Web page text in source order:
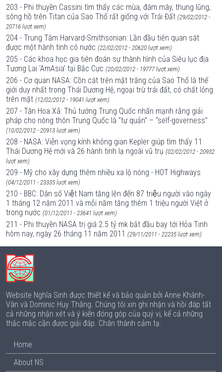
203 - Phi thuyền Cassini tìm thấy các mùa, đám mây, thung lũng,
sông hồ trên Titan của Sao Thổ rất giống với Trái Đất (29/02/2012 -
20716 lượt xem)
204 - Trung Tâm Harvard-Smithsonian: Lần đầu tiên quan sát
được một hành tinh có nước (22/02/2012 - 20620 lượt xem)
205 - Các khoa học gia tiên đoán sự thành hình của Siêu lục địa
Tương Lai ‘AmAsia’ tại Bắc Cực (20/02/2012 - 19777 lượt xem)
206 - Cơ quan NASA: Cồn cát trên mặt trăng của Sao Thổ là thế
giới duy nhất trong Thái Dương Hệ, ngoại trừ trái đất, có chất lỏng
trên mặt (12/02/2012 - 19041 lượt xem)
207 - Tân Hoa Xã: Thủ tướng Trung Quốc nhấn mạnh rằng giải
pháp cho nông thôn Trung Quốc là “tự quản” – “self-governess”
(10/02/2012 - 20913 lượt xem)
208 - NASA: Viễn vọng kính không gian Kepler giúp tìm thấy 11
Thái Dương Hệ mới và 26 hành tinh lạ ngoài vũ trụ (02/02/2012 - 20932
lượt xem)
209 - Mỹ cho xây dựng thêm nhiều xa lộ nóng - HOT Highways
(04/12/2011 - 23335 lượt xem)
210 - BBC: Dân số Việt Nam tăng lên đến 87 triệu người vào ngày
1 tháng 12 năm 2011 và mỗi năm tăng thêm 1 triệu người Việt ở
trong nước (01/12/2011 - 23641 lượt xem)
211 - Phi thuyền NASA trị giá 2.5 tỷ mk bắt đầu bay tới Hỏa Tinh
hôm nay, ngày 26 tháng 11 năm 2011 (29/11/2011 - 22235 lượt xem)
Website Nghĩa Sinh được thiết kế và bảo quản bởi Anne Khánh-
Vân và Dominic Huy Thắng. Chúng tôi xin ghi nhận và hồi đáp tất
cả những nhận xét và ý kiến đóng góp của quý vị, kể cả những
thắc mắc cần được giải đáp. Chân thành cảm tạ.
Home
About NS